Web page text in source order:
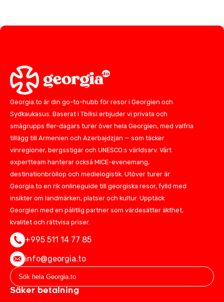
Georgia.to är din go-to-hubb för resor i Georgien och
Sydkaukasus. Baserat i Tbilisi erbjuder vi privata och
smågrupps fler-dagars turer över hela Georgien, med valfria
tillägg till Armenien och Azerbajdzjan — som täcker
vinregioner, bergsstigar och UNESCO:s världsarv. Vårt
expertteam hanterar också MICE-evenemang,
destinationbröllop och medielogistik. Utöver turer är
Georgia.to en rik onlineguide till georgiska resor, fylld med
insikter om landmärken, platser och kultur. Upptäck
Georgien med en pålitlig partner som värdesätter äkthet,
kvalitet och rättvisa priser.
+995 511 14 77 85
info@georgia.to
Säker betalning